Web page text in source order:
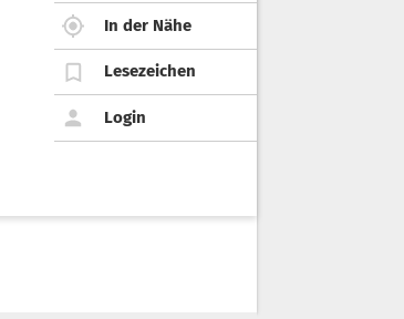
In der Nähe
Lesezeichen
Login